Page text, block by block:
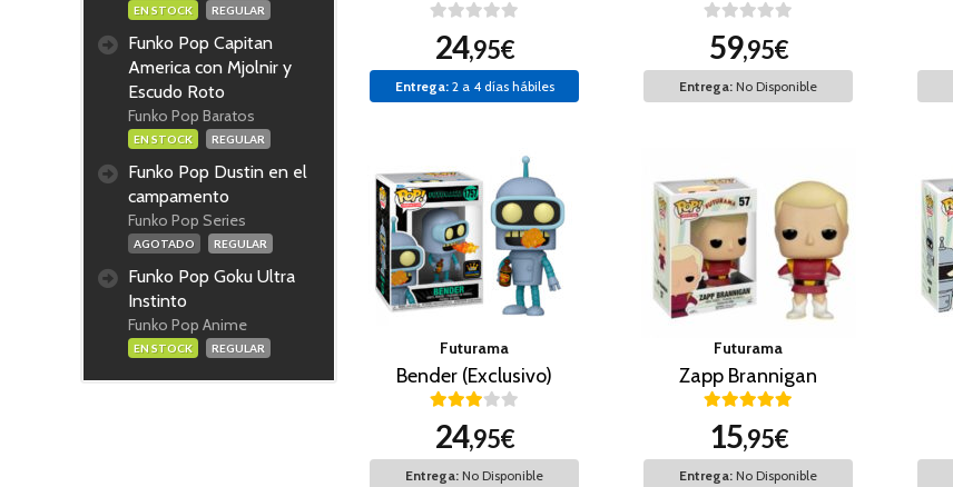
EN STOCK REGULAR
Funko Pop Capitan
America con Mjolnir y
Escudo Roto
Funko Pop Baratos
EN STOCK REGULAR
Funko Pop Dustin en el
campamento
Funko Pop Series
AGOTADO REGULAR
Funko Pop Goku Ultra
Instinto
Funko Pop Anime
EN STOCK REGULAR
24,95€
Entrega:2 a 4 días hábiles
59,95€
Entrega: No Disponible
Futurama
Bender (Exclusivo)
24,95€
Entrega: No Disponible
Futurama
Zapp Brannigan
15,95€
Entrega: No Disponible